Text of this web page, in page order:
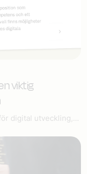
viktig
digital utveckling,...